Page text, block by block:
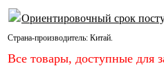
Ориентировочный срок
Страна-производитель: Китай.
Все товары, доступные для